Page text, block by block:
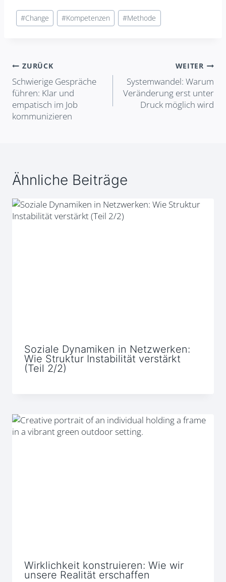
Schlagworte:
#Change #Kompetenzen #Methode
Beitragsnavigation
ZURÜCK
Schwierige Gespräche
führen: Klar und
empatisch im Job
kommunizieren
WEITER
Systemwandel: Warum
Veränderung erst unter
Druck möglich wird
Ähnliche Beiträge
Soziale Dynamiken in Netzwerken:
Wie Struktur Instabilität verstärkt
(Teil 2/2)
Wirklichkeit konstruieren: Wie wir
unsere Realität erschaffen